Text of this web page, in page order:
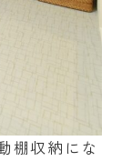
棚収納にな